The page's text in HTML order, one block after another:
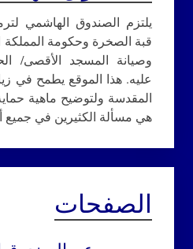
يلتزم الصندوق الهاشمي
قبة الصخرة وحكومة المملكة
وصيانة المسجد الأقصى/
عليه. هذا الموقع يطمح في
المقدسة ولتوضيح ماهية
هي مسألة الكثيرين في جميع
الصفحات